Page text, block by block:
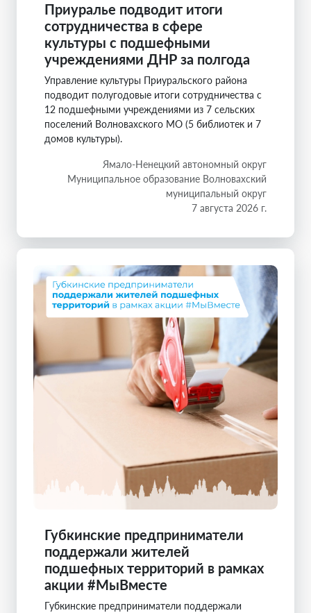
Приуралье подводит итоги
сотрудничества в сфере
культуры с подшефными
учреждениями ДНР за полгода
Управление культуры Приуральского района
подводит полугодовые итоги сотрудничества с
12 подшефными учреждениями из 7 сельских
поселений Волновахского МО (5 библиотек и 7
домов культуры).
Ямало-Ненецкий автономный округ
Муниципальное образование Волновахский
муниципальный округ
7 августа 2026 г.
Губкинские предприниматели
поддержали жителей
подшефных территорий в рамках
акции #МыВместе
Губкинские предприниматели поддержали